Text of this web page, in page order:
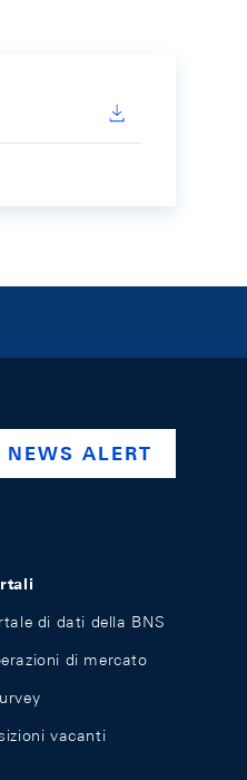
company/swiss-
NEWS ALERT
di dati della BNS
di mercato
vacanti